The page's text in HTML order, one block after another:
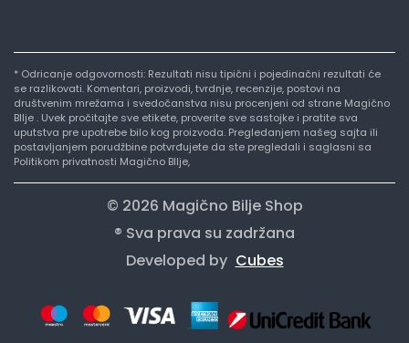
* Odricanje odgovornosti: Rezultati nisu tipični i pojedinačni rezultati će
se razlikovati. Komentari, proizvodi, tvrdnje, recenzije, postovi na
društvenim mrežama i svedočanstva nisu procenjeni od strane Magično
BIlje . Uvek pročitajte sve etikete, proverite sve sastojke i pratite sva
uputstva pre upotrebe bilo kog proizvoda. Pregledanjem našeg sajta ili
postavljanjem porudžbine potvrđujete da ste pregledali i saglasni sa
Politikom privatnosti Magično BIlje,
© 2026 Magično Bilje Shop
® Sva prava su zadržana
Developed by Cubes